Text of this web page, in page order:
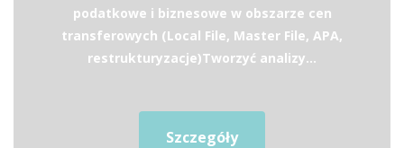
podatkowe i biznesowe w obszarze cen
transferowych (Local File, Master File, APA,
restrukturyzacje)Tworzyć analizy...
Szczegóły